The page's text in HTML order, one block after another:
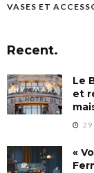
VASES ET
Recent.
Le
et
29
«